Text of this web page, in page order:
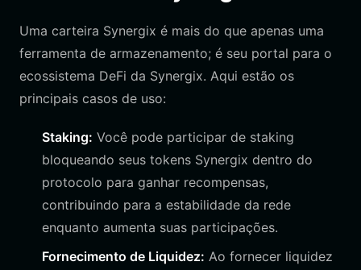
Uma carteira Synergix é mais do que apenas uma
ferramenta de armazenamento; é seu portal para o
ecossistema DeFi da Synergix. Aqui estão os
principais casos de uso:
Staking: Você pode participar de staking
bloqueando seus tokens Synergix dentro do
protocolo para ganhar recompensas,
contribuindo para a estabilidade da rede
enquanto aumenta suas participações.
Fornecimento de Liquidez: Ao fornecer liquidez